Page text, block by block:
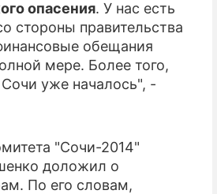
опасения. У нас есть
стороны правительства
обещания
мере. Более того,
уже началось", -
"Сочи-2014"
доложил о
По его словам,